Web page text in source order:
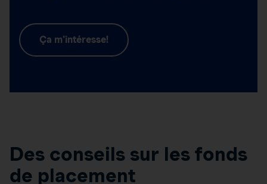
Ça m'intéresse!
Des conseils sur les fonds
de placement